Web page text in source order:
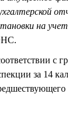
на
с
за 14